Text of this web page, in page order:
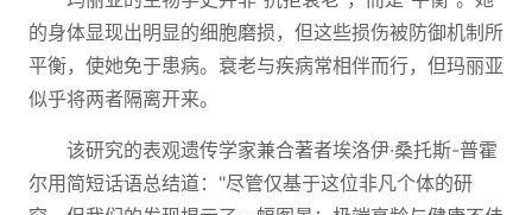
的身体显现出明显的细胞磨损，但这些损伤被防御机制所
平衡，使她免于患病。衰老与疾病常相伴而行，但玛丽亚
似乎将两者隔离开来。
该研究的表观遗传学家兼合著者埃洛伊·桑托斯-普霍
尔用简短话语总结道："尽管仅基于这位非凡个体的研